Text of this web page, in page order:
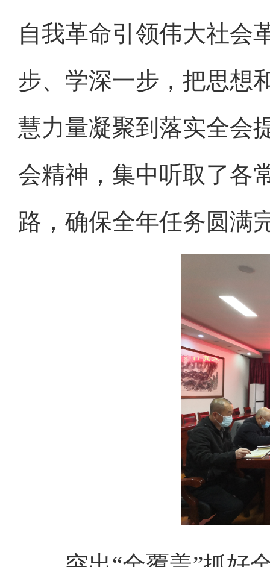
自我革命引领伟大社会
步、学深一步，把思想
慧力量凝聚到落实全会
会精神，集中听取了各
路，确保全年任务圆满